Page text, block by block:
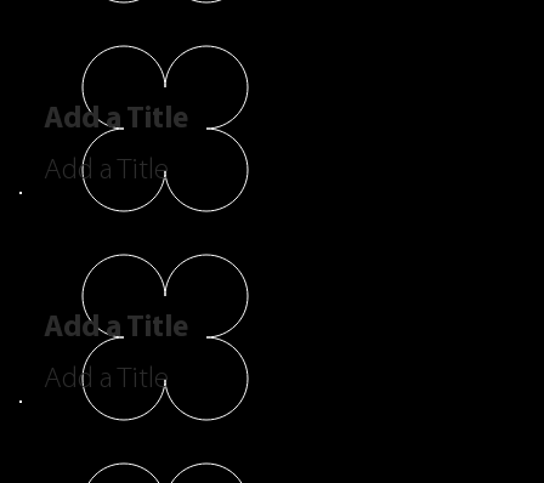
Add a Title
Add a Title
Add a Title
Add a Title